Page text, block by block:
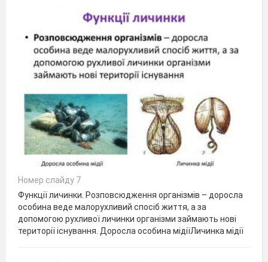
Номер слайду 7
Функції личинки. Розповсюдження організмів – доросла
особина веде малорухливий спосіб життя, а за
допомогою рухливої личинки організми займають нові
території існування. Доросла особина мідіїЛичинка мідії